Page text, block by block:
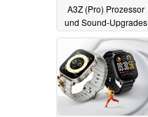
A3Z (Pro) Prozessor
und Sound-Upgrades
30.09.2025